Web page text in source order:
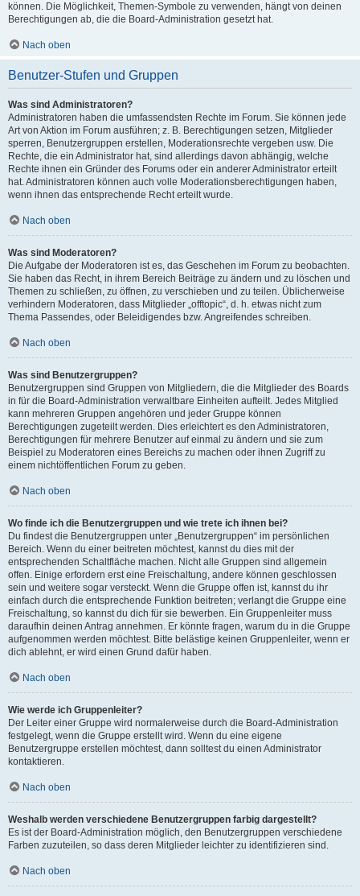
können. Die Möglichkeit, Themen-Symbole zu verwenden, hängt von deinen
Berechtigungen ab, die die Board-Administration gesetzt hat.
Nach oben
Benutzer-Stufen und Gruppen
Was sind Administratoren?
Administratoren haben die umfassendsten Rechte im Forum. Sie können jede
Art von Aktion im Forum ausführen; z. B. Berechtigungen setzen, Mitglieder
sperren, Benutzergruppen erstellen, Moderationsrechte vergeben usw. Die
Rechte, die ein Administrator hat, sind allerdings davon abhängig, welche
Rechte ihnen ein Gründer des Forums oder ein anderer Administrator erteilt
hat. Administratoren können auch volle Moderationsberechtigungen haben,
wenn ihnen das entsprechende Recht erteilt wurde.
Nach oben
Was sind Moderatoren?
Die Aufgabe der Moderatoren ist es, das Geschehen im Forum zu beobachten.
Sie haben das Recht, in ihrem Bereich Beiträge zu ändern und zu löschen und
Themen zu schließen, zu öffnen, zu verschieben und zu teilen. Üblicherweise
verhindern Moderatoren, dass Mitglieder „offtopic“, d. h. etwas nicht zum
Thema Passendes, oder Beleidigendes bzw. Angreifendes schreiben.
Nach oben
Was sind Benutzergruppen?
Benutzergruppen sind Gruppen von Mitgliedern, die die Mitglieder des Boards
in für die Board-Administration verwaltbare Einheiten aufteilt. Jedes Mitglied
kann mehreren Gruppen angehören und jeder Gruppe können
Berechtigungen zugeteilt werden. Dies erleichtert es den Administratoren,
Berechtigungen für mehrere Benutzer auf einmal zu ändern und sie zum
Beispiel zu Moderatoren eines Bereichs zu machen oder ihnen Zugriff zu
einem nichtöffentlichen Forum zu geben.
Nach oben
Wo finde ich die Benutzergruppen und wie trete ich ihnen bei?
Du findest die Benutzergruppen unter „Benutzergruppen“ im persönlichen
Bereich. Wenn du einer beitreten möchtest, kannst du dies mit der
entsprechenden Schaltfläche machen. Nicht alle Gruppen sind allgemein
offen. Einige erfordern erst eine Freischaltung, andere können geschlossen
sein und weitere sogar versteckt. Wenn die Gruppe offen ist, kannst du ihr
einfach durch die entsprechende Funktion beitreten; verlangt die Gruppe eine
Freischaltung, so kannst du dich für sie bewerben. Ein Gruppenleiter muss
daraufhin deinen Antrag annehmen. Er könnte fragen, warum du in die Gruppe
aufgenommen werden möchtest. Bitte belästige keinen Gruppenleiter, wenn er
dich ablehnt, er wird einen Grund dafür haben.
Nach oben
Wie werde ich Gruppenleiter?
Der Leiter einer Gruppe wird normalerweise durch die Board-Administration
festgelegt, wenn die Gruppe erstellt wird. Wenn du eine eigene
Benutzergruppe erstellen möchtest, dann solltest du einen Administrator
kontaktieren.
Nach oben
Weshalb werden verschiedene Benutzergruppen farbig dargestellt?
Es ist der Board-Administration möglich, den Benutzergruppen verschiedene
Farben zuzuteilen, so dass deren Mitglieder leichter zu identifizieren sind.
Nach oben